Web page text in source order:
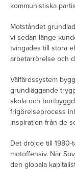
kommunistiska
Motståndet
vi sedan länge
tvingades till stora
arbetarrörelse och
Välfärdssystem
grundläggande
skola och
frigörelseprocess
inspiration från de
Det dröjde till
motoffensiv. När
den globala